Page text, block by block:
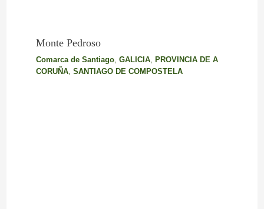
Monte Pedroso
Comarca de Santiago, GALICIA,
PROVINCIA DE A
CORUÑA, SANTIAGO DE COMPOSTELA